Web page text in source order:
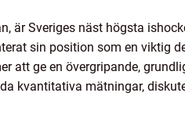
är Sveriges näst högsta
sin position som en viktig
att ge en övergripande,
kvantitativa mätningar,